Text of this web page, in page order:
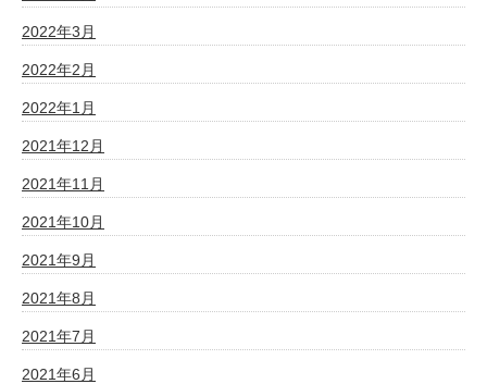
2022年3月
2022年2月
2022年1月
2021年12月
2021年11月
2021年10月
2021年9月
2021年8月
2021年7月
2021年6月